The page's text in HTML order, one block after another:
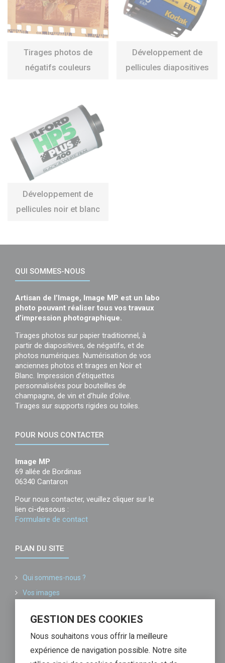
Tirages photos de
négatifs couleurs
Développement de
pellicules diapositives
Développement de
pellicules noir et blanc
QUI SOMMES-NOUS
Artisan de l’Image, Image MP est un labo
photo pouvant réaliser tous vos travaux
d’impression photographique.
Tirages photos sur papier traditionnel, à
partir de diapositives, de négatifs, et de
photos numériques. Numérisation de vos
anciennes photos et tirages en Noir et
Blanc. Impression d’étiquettes
personnalisées pour bouteilles de
champagne, de vin et d’huile d’olive.
Tirages sur supports rigides ou toiles.
POUR NOUS CONTACTER
Image MP
69 allée de Bordinas
06340 Cantaron
Pour nous contacter, veuillez cliquer sur le
lien ci-dessous :
Formulaire de contact
PLAN DU SITE
Qui sommes-nous ?
Vos images
Informations légales
Liste de nos partenaires
Contactez-nous
GESTION DES COOKIES
Nous souhaitons vous offrir la meilleure
expérience de navigation possible. Notre site